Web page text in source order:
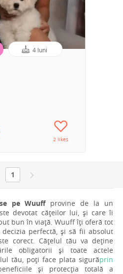
4 luni
2 likes
1
pe Wuuffprovine de la un
devotat cățeilor lui, și care îi
bun în viață. Wuuff îți oferă tot
perfectă, și să fii absolut
corect. Cățelul tău va deține
obligatorii și toate actele
tău, poți face plata sigurăprin
și protecția totală a